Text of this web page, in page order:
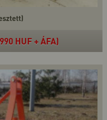
HUF + ÁFA)